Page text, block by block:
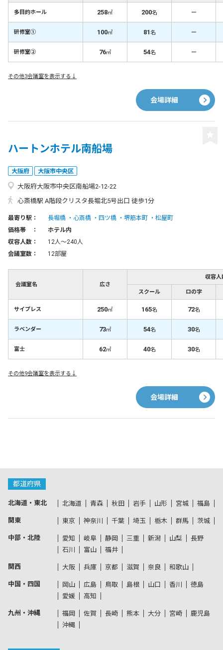
多目的ホール 258㎡ 200名 －
研修室① 100㎡ 81名 －
研修室② 76㎡ 54名 －
その他3会議室を表示する↓
会場詳細
ハートンホテル南船場
大阪府 大阪市中央区
大阪府大阪市中央区南船場2-12-22
心斎橋駅 A階段クリスタ長堀北5号出口 徒歩1分
最寄り駅： 長堀橋 心斎橋 四ツ橋 堺筋本町
松屋町
価格帯 ：
ホテル内
収容人数：
12人〜240人
会議室数：
12部屋
会議室名 広さ
収容人
スクール ロの字
サイプレス 250㎡ 165名 72名
ラベンダー 73㎡ 54名 30名
富士 62㎡ 40名 30名
その他9会議室を表示する↓
会場詳細
都道府県
北海道・東北 北海道 青森 秋田 岩手 山形 宮城 福島
関東 東京 神奈川 千葉 埼玉 栃木 群馬 茨城
中部・北陸 愛知 岐阜 静岡 三重 新潟 山梨
長野
石川
富山 福井
関西 大阪 兵庫 京都 滋賀 奈良 和歌山
中国・四国 岡山 広島 鳥取 島根 山口 香川
徳島
愛媛
高知
九州・沖縄 福岡 佐賀 長崎 熊本 大分 宮崎
鹿児島
沖縄